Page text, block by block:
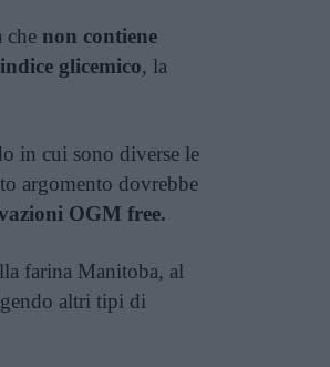
che non contiene
glicemico, la
in cui sono diverse le
argomento dovrebbe
OGM free.
farina Manitoba, al
altri tipi di